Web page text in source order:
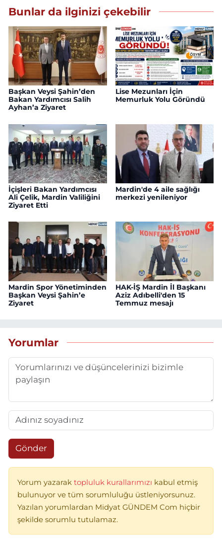
Bunlar da ilginizi çekebilir
Başkan Veysi Şahin’den
Bakan Yardımcısı Salih
Ayhan’a Ziyaret
Lise Mezunları İçin
Memurluk Yolu Göründü
İçişleri Bakan Yardımcısı
Ali Çelik, Mardin Valiliğini
Ziyaret Etti
Mardin'de 4 aile sağlığı
merkezi yenileniyor
Mardin Spor Yönetiminden
Başkan Veysi Şahin’e
Ziyaret
HAK-İŞ Mardin İl Başkanı
Aziz Adıbelli'den 15
Temmuz mesajı
Yorumlar
Gönder
Yorum yazarak topluluk kurallarımızı kabul etmiş
bulunuyor ve tüm sorumluluğu üstleniyorsunuz.
Yazılan yorumlardan Midyat GÜNDEM Com hiçbir
şekilde sorumlu tutulamaz.